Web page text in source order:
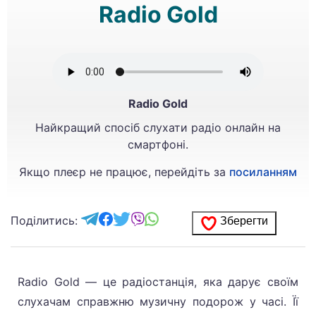
Radio Gold
Radio Gold
Найкращий спосіб слухати радіо онлайн на
смартфоні.
Якщо плеєр не працює, перейдіть за посиланням
Поділитись: Зберегти
Radio Gold — це радіостанція, яка дарує своїм
слухачам справжню музичну подорож у часі. Її